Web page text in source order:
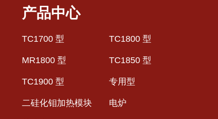
产品中心
TC1700 型 TC1800 型
MR1800 型 TC1850 型
TC1900 型 专用型
二硅化钼加热模块 电炉